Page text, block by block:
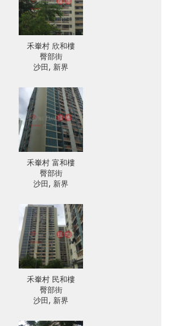
禾輋村 欣和樓
臀部街
沙田, 新界
禾輋村 富和樓
臀部街
沙田, 新界
禾輋村 民和樓
臀部街
沙田, 新界